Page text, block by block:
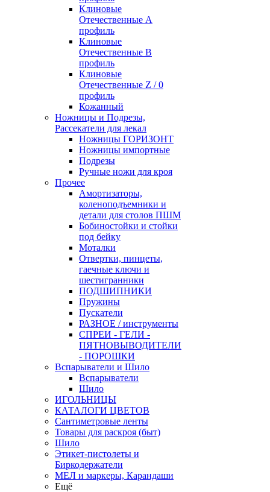
Клиновые
Отечественные А
профиль
Клиновые
Отечественные В
профиль
Клиновые
Отечественные Z / 0
профиль
Кожанный
Ножницы и Подрезы,
Рассекатели для лекал
Ножницы ГОРИЗОНТ
Ножницы импортные
Подрезы
Ручные ножи для кроя
Прочее
Амортизаторы,
коленоподъемники и
детали для столов ПШМ
Бобиностойки и стойки
под бейку
Моталки
Отвертки, пинцеты,
гаечные ключи и
шестигранники
ПОДШИПНИКИ
Пружины
Пускатели
РАЗНОЕ / инструменты
СПРЕИ - ГЕЛИ -
ПЯТНОВЫВОДИТЕЛИ
- ПОРОШКИ
Вспарыватели и Шило
Вспарыватели
Шило
ИГОЛЬНИЦЫ
КАТАЛОГИ ЦВЕТОВ
Сантиметровые ленты
Товары для раскроя (быт)
Шило
Этикет-пистолеты и
Биркодержатели
МЕЛ и маркеры, Карандаши
Ещё